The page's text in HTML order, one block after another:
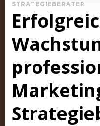
STRATEGIEBERATER